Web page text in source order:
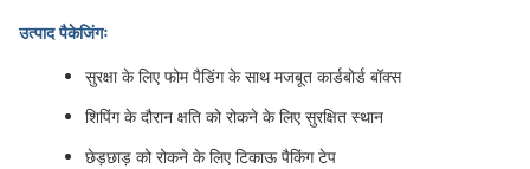
उत्पाद पैकेजिंगः
सुरक्षा के लिए फोम पैडिंग के साथ मजबूत कार्डबोर्ड बॉक्स
शिपिंग के दौरान क्षति को रोकने के लिए सुरक्षित स्थान
छेड़छाड़ को रोकने के लिए टिकाऊ पैकिंग टेप